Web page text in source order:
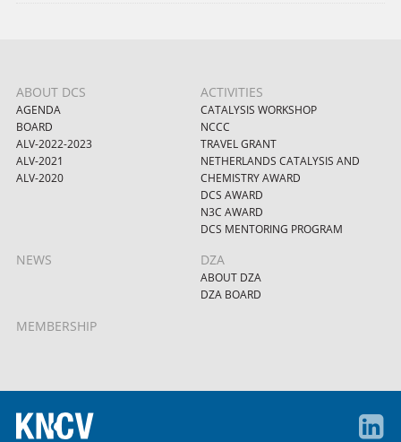
ABOUT DCS
AGENDA
BOARD
ALV-2022-2023
ALV-2021
ALV-2020
ACTIVITIES
CATALYSIS WORKSHOP
NCCC
TRAVEL GRANT
NETHERLANDS CATALYSIS AND
CHEMISTRY AWARD
DCS AWARD
N3C AWARD
DCS MENTORING PROGRAM
NEWS DZA
ABOUT DZA
DZA BOARD
MEMBERSHIP